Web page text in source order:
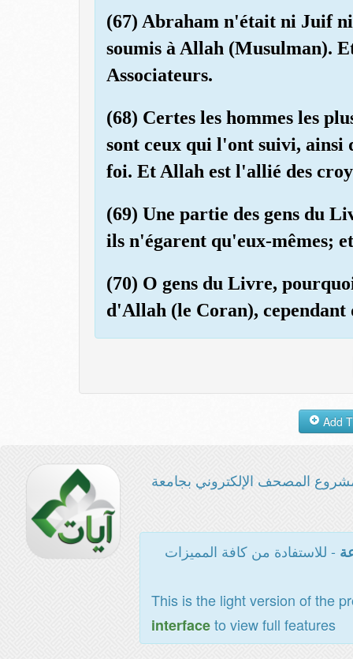
(67) Abraham n'était ni Juif
soumis à Allah (Musulman).
Associateurs.
(68) Certes les hommes les
sont ceux qui l'ont suivi, ainsi
foi. Et Allah est l'allié des
(69) Une partie des gens du
ils n'égarent qu'eux-mêmes;
(70) O gens du Livre,
d'Allah (le Coran), cependant
المصحف الإلكتروني بجامعة
- للاستفادة من كافة المميزات
This is the light version of the
interfaceto view full features